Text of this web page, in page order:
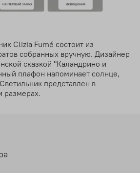
Clizia Fumé состоит из
собранных вручную. Дизайнер
сказкой "Каландрино и
плафон напоминает солнце,
представлен в
размерах.